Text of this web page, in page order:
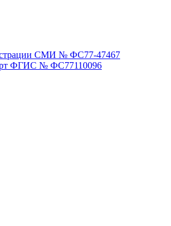
СМИ № ФС77-47467
ФГИС № ФС77110096